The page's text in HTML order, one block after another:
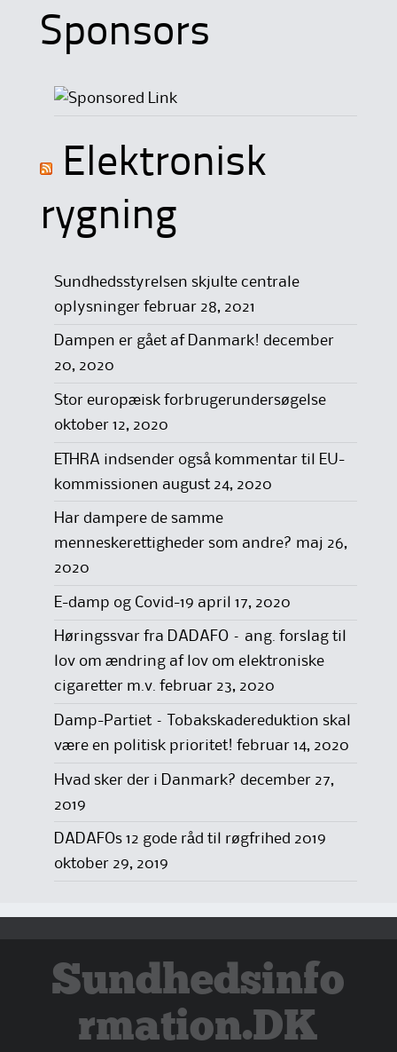
Sponsors
Elektronisk
rygning
Sundhedsstyrelsen skjulte centrale
oplysninger februar 28, 2021
Dampen er gået af Danmark! december
20, 2020
Stor europæisk forbrugerundersøgelse
oktober 12, 2020
ETHRA indsender også kommentar til EU-
kommissionen august 24, 2020
Har dampere de samme
menneskerettigheder som andre? maj 26,
2020
E-damp og Covid-19 april 17, 2020
Høringssvar fra DADAFO – ang. forslag til
lov om ændring af lov om elektroniske
cigaretter m.v. februar 23, 2020
Damp-Partiet – Tobakskadereduktion skal
være en politisk prioritet! februar 14, 2020
Hvad sker der i Danmark? december 27,
2019
DADAFOs 12 gode råd til røgfrihed 2019
oktober 29, 2019
Sundhedsinfo
rmation.DK